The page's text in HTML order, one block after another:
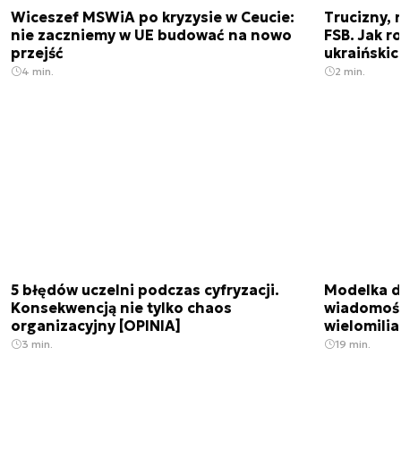
Wiceszef MSWiA po kryzysie w Ceucie:
nie zaczniemy w UE budować na nowo
przejść
4 min.
Trucizny,
FSB. Jak
2 min.
5 błędów uczelni podczas cyfryzacji.
Konsekwencją nie tylko chaos
organizacyjny [OPINIA]
3 min.
Modelka
19 min.